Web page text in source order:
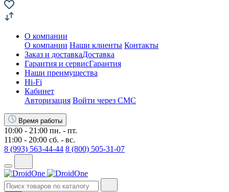
О компании
О компании Наши клиенты Контакты
Заказ и доставкаДоставка
Гарантия и сервисГарантия
Наши преимущества
Hi-Fi
Кабинет
Авторизация Войти через СМС
Время работы
10:00 - 21:00 пн. - пт.
11:00 - 20:00 сб. - вс.
8 (993) 563-44-44 8 (800) 505-31-07